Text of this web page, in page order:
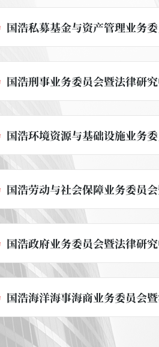
国浩刑事业务委员会暨法律研
国浩政府业务委员会暨法律研